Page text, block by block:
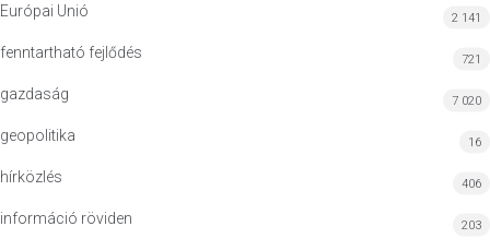
Európai Unió 2 141
fenntartható fejlődés 721
gazdaság 7 020
geopolitika 16
hírközlés 406
információ röviden 203